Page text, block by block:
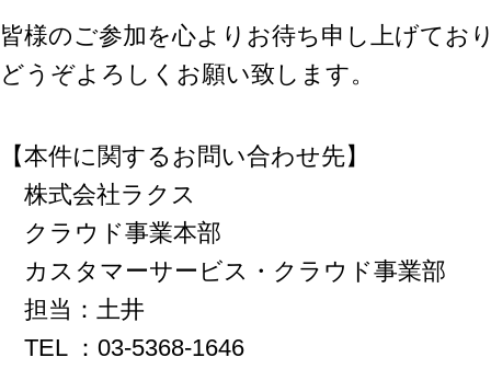
皆様のご参加を心よりお待ち申し上げてお
どうぞよろしくお願い致します。
【本件に関するお問い合わせ先】
株式会社ラクス
クラウド事業本部
カスタマーサービス・クラウド事業部
担当：土井
TEL ：03‐5368‐1646